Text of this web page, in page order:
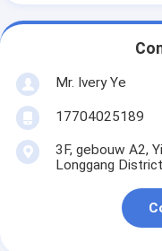
Mr. Ivery Ye
17704025189
3F, gebouw A2,
Longgang